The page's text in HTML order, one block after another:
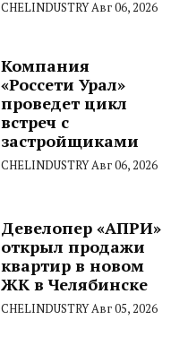
CHELINDUSTRYАвг 06, 2026
Компания
«Россети Урал»
проведет цикл
встреч с
застройщиками
CHELINDUSTRYАвг 06, 2026
Девелопер «АПРИ»
открыл продажи
квартир в новом
ЖК в Челябинске
CHELINDUSTRYАвг 05, 2026